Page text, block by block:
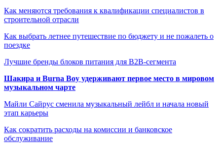
Как меняются требования к квалификации специалистов в
строительной отрасли
Как выбрать летнее путешествие по бюджету и не пожалеть о
поездке
Лучшие бренды блоков питания для B2B-сегмента
Шакира и Burna Boy удерживают первое место в мировом
музыкальном чарте
Майли Сайрус сменила музыкальный лейбл и начала новый
этап карьеры
Как сократить расходы на комиссии и банковское
обслуживание